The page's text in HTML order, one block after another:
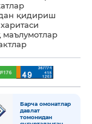
қидириш
Барча омонатлар
давлат
томонидан